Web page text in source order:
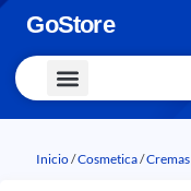
GoStore
Inicio/Cosmetica/Cremas